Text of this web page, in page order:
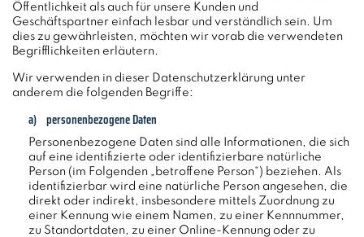
Öffentlichkeit als auch für unsere Kunden und
Geschäftspartner einfach lesbar und verständlich sein. Um
dies zu gewährleisten, möchten wir vorab die verwendeten
Begrifflichkeiten erläutern.
Wir verwenden in dieser Datenschutzerklärung unter
anderem die folgenden Begriffe:
a) personenbezogene Daten
Personenbezogene Daten sind alle Informationen, die sich
auf eine identifizierte oder identifizierbare natürliche
Person (im Folgenden „betroffene Person“) beziehen. Als
identifizierbar wird eine natürliche Person angesehen, die
direkt oder indirekt, insbesondere mittels Zuordnung zu
einer Kennung wie einem Namen, zu einer Kennnummer,
zu Standortdaten, zu einer Online-Kennung oder zu